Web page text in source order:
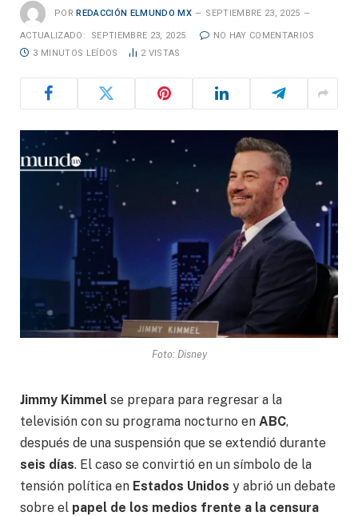
POR REDACCIÓN ELMUNDO MX SEPTIEMBRE 23, 2025
ACTUALIZADO: SEPTIEMBRE 23, 2025
NO HAY COMENTARIOS
3 MINUTOS LEÍDOS
2 VISTAS
Foto: Disney
Jimmy Kimmel se prepara para regresar a la
televisión con su programa nocturno en ABC,
después de una suspensión que se extendió durante
seis días. El caso se convirtió en un símbolo de la
tensión política en Estados Unidos y abrió un debate
sobre el papel de los medios frente a la censura